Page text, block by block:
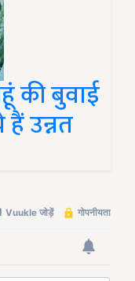
की बुवाई
उन्नत